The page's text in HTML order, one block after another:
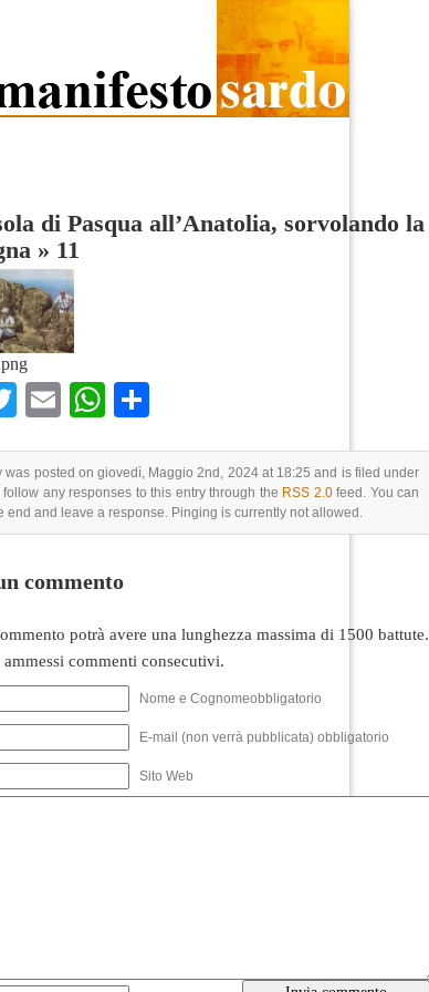
di Pasqua all’Anatolia, sorvolando la
» 11
TwitterEmailWhatsApp
was posted on giovedì, Maggio 2nd, 2024 at 18:25 and is filed under
follow any responses to this entry through the RSS 2.0feed. You can
end and leave a response. Pinging is currently not allowed.
commento
potrà avere una lunghezza massima di 1500 battute.
commenti consecutivi.
Nome e Cognomeobbligatorio
E-mail (non verrà pubblicata) obbligatorio
Sito Web